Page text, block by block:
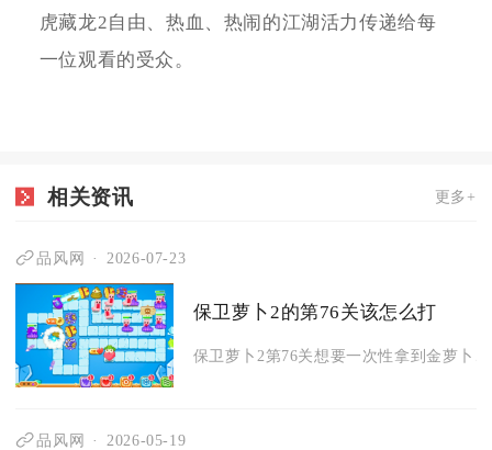
虎藏龙2自由、热血、热闹的江湖活力传递给每
一位观看的受众。
相关资讯 更多+
品风网 2026-07-23
保卫萝卜2的第76关该怎么打
保卫萝卜2第76关想要一次性拿到金萝卜
品风网 2026-05-19